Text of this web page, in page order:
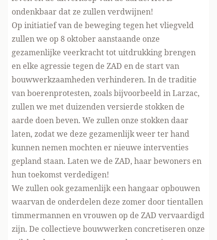
ondenkbaar dat ze zullen verdwijnen!
Op initiatief van de beweging tegen het vliegveld
zullen we op 8 oktober aanstaande onze
gezamenlijke veerkracht tot uitdrukking brengen
en elke agressie tegen de ZAD en de start van
bouwwerkzaamheden verhinderen. In de traditie
van boerenprotesten, zoals bijvoorbeeld in Larzac,
zullen we met duizenden versierde stokken de
aarde doen beven. We zullen onze stokken daar
laten, zodat we deze gezamenlijk weer ter hand
kunnen nemen mochten er nieuwe interventies
gepland staan. Laten we de ZAD, haar bewoners en
hun toekomst verdedigen!
We zullen ook gezamenlijk een hangaar opbouwen
waarvan de onderdelen deze zomer door tientallen
timmermannen en vrouwen op de ZAD vervaardigd
zijn. De collectieve bouwwerken concretiseren onze